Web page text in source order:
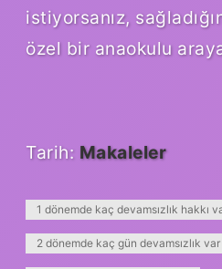
istiyorsanız,
özel bir anaokulu
Tarih: Makaleler
1 dönemde kaç devamsızlık hakkı
2 dönemde kaç gün devamsızlık var